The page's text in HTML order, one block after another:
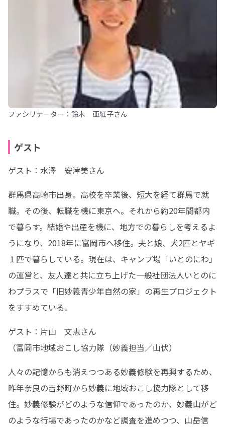
ファシリテーター：鈴木 亜紅子さん
ゲスト
ゲスト：水澤　安津美さん
群馬県高崎市出身。高校を卒業後、短大を経て群馬で就
職。その後、転職を機に東京へ。それから約20年間都内
で暮らす。結婚や出産を機に、地方での暮らしを考えるよ
うになり、2018年に富岡市へ移住。夫と娘、犬2匹とヤギ
１匹で暮らしている。現在は、キャンプ場「いとのにわ」
の運営と、友人達と共に立ち上げた一般社団法人いとのに
わプラスで「旧妙義青少年自然の家」の再生プロジェクト
をすすめている。
ゲスト：片山　文恵さん
（富岡市地域おこし協力隊（妙義担当／山伏）
人々の記憶からも消えつつある妙義修験を再興するため、
昨年奈良の吉野町から妙義に地域おこし協力隊として移
住。妙義修験がどのような信仰であったのか、妙義山がど
のような行場であったのかなど調査を進めつつ、山岳信